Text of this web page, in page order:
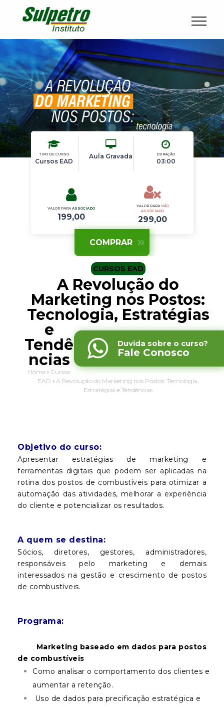
TIPO DE CURSO
Cursos EAD
Aula Gravada DURAÇÃO
03:00
VALOR PARAASSOCIADO
199,00
VALOR PARA NÃO
ASSOCIADO
299,00
Duvida sobre o curso?
Fale Conosco
CURSOS EAD
A Revolução do
Marketing nos Postos:
Tecnologia, Estratégias
e
Tendê
ncias
Home › Cursos
EAD › A Revolução do Marketing nos Postos: Tecnologia,
Estratégias e Tendências
Objetivo do curso:
Apresentar estratégias de marketing e
ferramentas digitais que podem ser aplicadas na
rotina dos postos de combustíveis para otimizar a
automação das atividades, melhorar a experiência
do cliente e potencializar os resultados.
A quem se destina:
Sócios, diretores, gestores, administradores,
responsáveis pelo marketing e demais
interessados na gestão e crescimento de postos
de combustíveis.
Programa:
Marketing baseado em dados para postos
de combustíveis
Como analisar o comportamento dos clientes e
aumentar a retenção.
Uso de dados para precificação estratégica e